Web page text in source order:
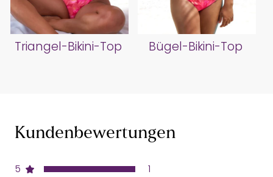
Triangel-Bikini-Top Bügel-Bikini-Top
Kundenbewertungen
5
1